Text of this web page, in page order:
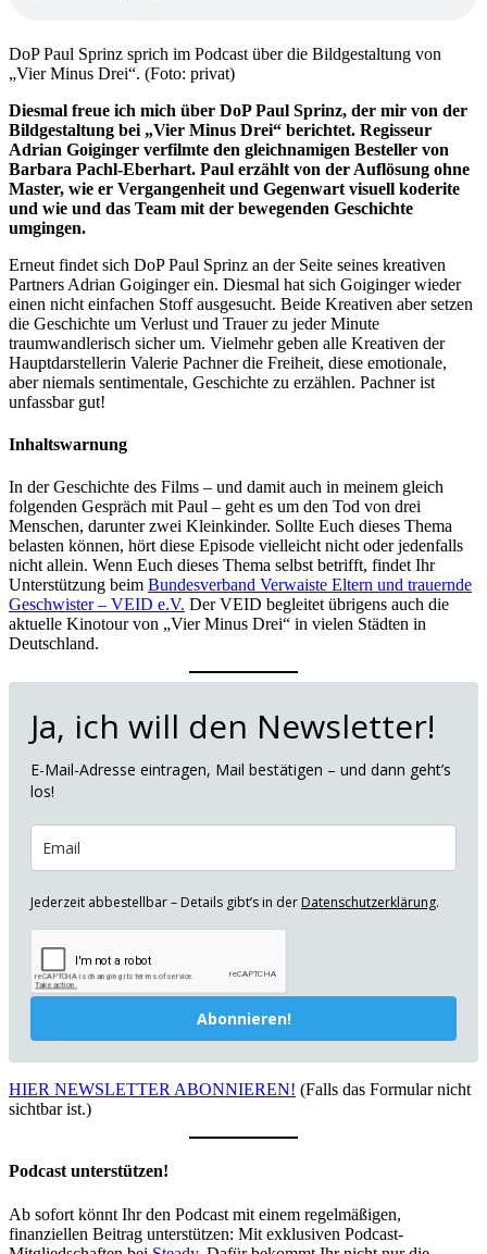
DoP Paul Sprinz sprich im Podcast über die Bildgestaltung von
„Vier Minus Drei“. (Foto: privat)
Diesmal freue ich mich über DoP Paul Sprinz, der mir von der
Bildgestaltung bei „Vier Minus Drei“ berichtet. Regisseur
Adrian Goiginger verfilmte den gleichnamigen Besteller von
Barbara Pachl-Eberhart. Paul erzählt von der Auflösung ohne
Master, wie er Vergangenheit und Gegenwart visuell koderite
und wie und das Team mit der bewegenden Geschichte
umgingen.
Erneut findet sich DoP Paul Sprinz an der Seite seines kreativen
Partners Adrian Goiginger ein. Diesmal hat sich Goiginger wieder
einen nicht einfachen Stoff ausgesucht. Beide Kreativen aber setzen
die Geschichte um Verlust und Trauer zu jeder Minute
traumwandlerisch sicher um. Vielmehr geben alle Kreativen der
Hauptdarstellerin Valerie Pachner die Freiheit, diese emotionale,
aber niemals sentimentale, Geschichte zu erzählen. Pachner ist
unfassbar gut!
Inhaltswarnung
In der Geschichte des Films – und damit auch in meinem gleich
folgenden Gespräch mit Paul – geht es um den Tod von drei
Menschen, darunter zwei Kleinkinder. Sollte Euch dieses Thema
belasten können, hört diese Episode vielleicht nicht oder jedenfalls
nicht allein. Wenn Euch dieses Thema selbst betrifft, findet Ihr
Unterstützung beim Bundesverband Verwaiste Eltern und trauernde
Geschwister – VEID e.V. Der VEID begleitet übrigens auch die
aktuelle Kinotour von „Vier Minus Drei“ in vielen Städten in
Deutschland.
Ja, ich will den Newsletter!
E-Mail-Adresse eintragen, Mail bestätigen – und dann geht’s
los!
Jederzeit abbestellbar – Details gibt’s in der Datenschutzerklärung.
Abonnieren!
HIER NEWSLETTER ABONNIEREN! (Falls das Formular nicht
sichtbar ist.)
Podcast unterstützen!
Ab sofort könnt Ihr den Podcast mit einem regelmäßigen,
finanziellen Beitrag unterstützen: Mit exklusiven Podcast-